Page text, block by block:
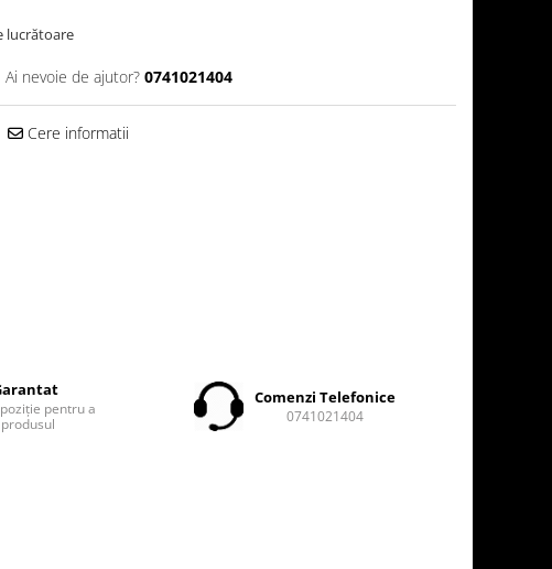
lucrătoare
Ai nevoie de ajutor? 0741021404
Cere informatii
pentru a
Comenzi Telefonice
0741021404